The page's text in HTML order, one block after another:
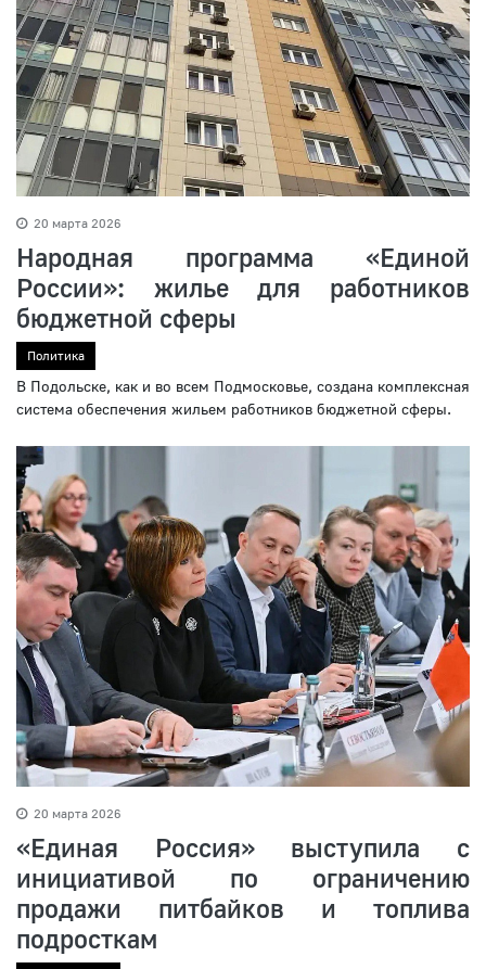
20 марта 2026
Народная программа «Единой
России»: жилье для работников
бюджетной сферы
Политика
В Подольске, как и во всем Подмосковье, создана комплексная
система обеспечения жильем работников бюджетной сферы.
20 марта 2026
«Единая Россия» выступила с
инициативой по ограничению
продажи питбайков и топлива
подросткам